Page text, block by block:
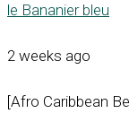
le Bananier bleu
2 weeks ago
[Afro Caribbean